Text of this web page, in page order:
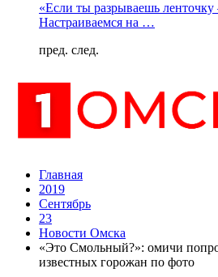
«Если ты разрываешь
Настраиваемся на …
пред. след.
Главная
2019
Сентябрь
23
Новости Омска
«Это Смольный?»: омичи
известных горожан по фото